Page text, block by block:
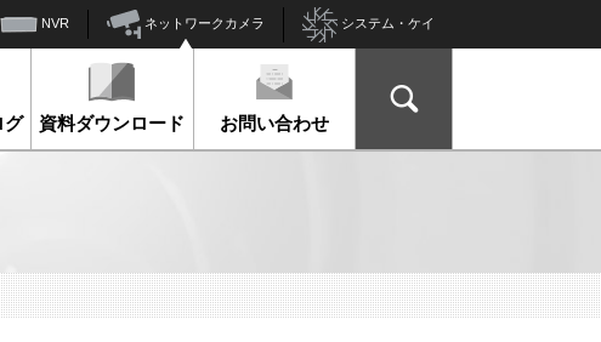
NVR ネットワークカメラ システム・ケイ
グ 資料ダウンロード お問い合わせ